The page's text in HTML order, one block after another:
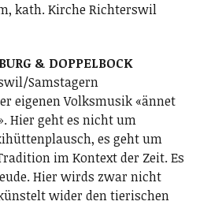
kath. Kirche Richterswil
& DOPPELBOCK
Samstagern
eigenen Volksmusik «ännet
Hier geht es nicht um
es geht um
im Kontext der Zeit. Es
Hier wirds zwar nicht
wider den tierischen